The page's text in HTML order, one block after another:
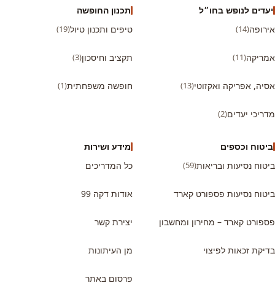
יעדים לנופש בחו״ל
אירופה(14)
אמריקה(11)
אסיה, אפריקה ואקזוטי(13)
מדריכי יעדים(2)
תכנון החופשה
טיפים ותכנון טיול(19)
תקציב וחיסכון(3)
חופשה משפחתית(1)
ביטוח וכספים
ביטוח נסיעות ובריאות(59)
ביטוח נסיעות פספורט קארד
פספורט קארד – מחירון ומחשבון
בדיקת זכאות לפיצוי
מידע ושירות
כל המדריכים
אודות דקה 99
יצירת קשר
מן העיתונות
פרסום באתר